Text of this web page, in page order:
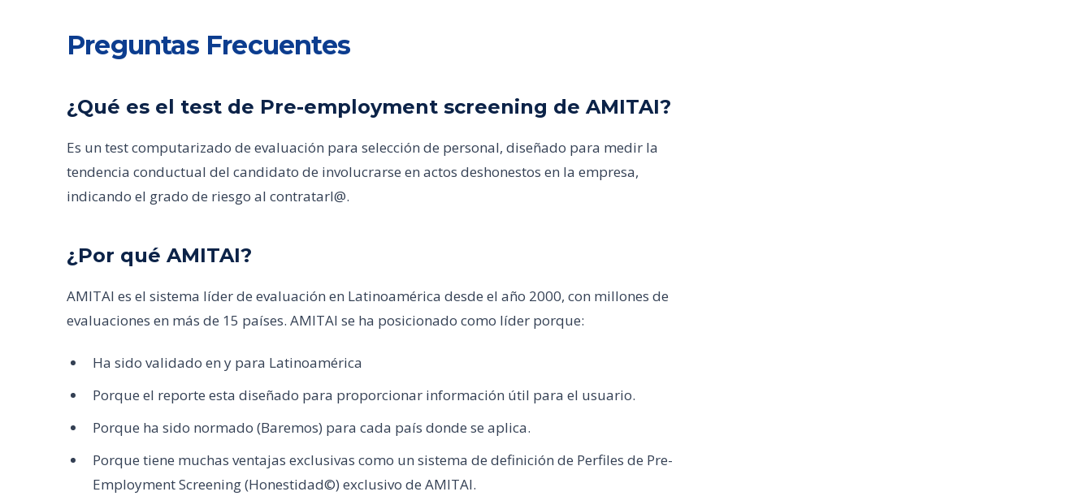
Preguntas Frecuentes
¿Qué es el test de Pre-employment screening de AMITAI?
Es un test computarizado de evaluación para selección de personal, diseñado para medir la
tendencia conductual del candidato de involucrarse en actos deshonestos en la empresa,
indicando el grado de riesgo al contratarl@.
¿Por qué AMITAI?
AMITAI es el sistema líder de evaluación en Latinoamérica desde el año 2000, con millones de
evaluaciones en más de 15 países. AMITAI se ha posicionado como líder porque:
Ha sido validado en y para Latinoamérica
Porque el reporte esta diseñado para proporcionar información útil para el usuario.
Porque ha sido normado (Baremos) para cada país donde se aplica.
Porque tiene muchas ventajas exclusivas como un sistema de definición de Perfiles de Pre-
Employment Screening (Honestidad©) exclusivo de AMITAI.